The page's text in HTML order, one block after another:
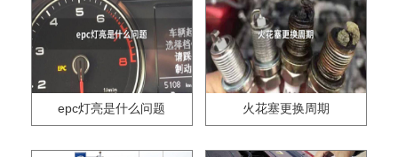
epc灯亮是什么问题 火花塞更换周期